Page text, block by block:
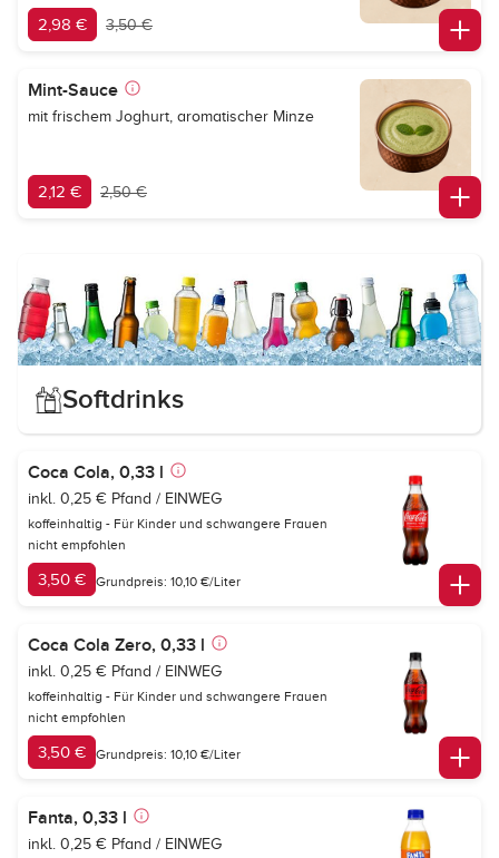
2,98 € 3,50 €
Mint-Sauce
mit frischem Joghurt, aromatischer Minze
2,12 € 2,50 €
Softdrinks
Coca Cola, 0,33 l
inkl. 0,25 € Pfand / EINWEG
koffeinhaltig - Für Kinder und schwangere Frauen
nicht empfohlen
3,50 € Grundpreis: 10,10 €/Liter
Coca Cola Zero, 0,33 l
inkl. 0,25 € Pfand / EINWEG
koffeinhaltig - Für Kinder und schwangere Frauen
nicht empfohlen
3,50 € Grundpreis: 10,10 €/Liter
Fanta, 0,33 l
inkl. 0,25 € Pfand / EINWEG